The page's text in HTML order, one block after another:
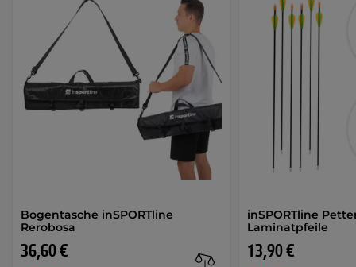
Bogentasche inSPORTline
Rerobosa
36,60 €
inSPORTline
Laminatpfeile
13,90 €